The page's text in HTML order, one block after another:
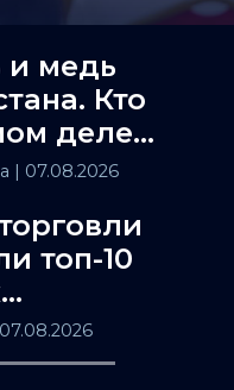
и медь
Кто
деле
| 07.08.2026
топ-10
в